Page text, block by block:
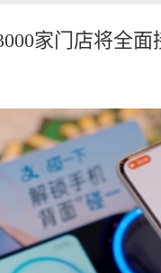
家门店将全面